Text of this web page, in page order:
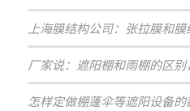
上海膜结构公司：张拉膜和
厂家说：遮阳棚和雨棚的区
怎样定做棚蓬伞等遮阳设备的